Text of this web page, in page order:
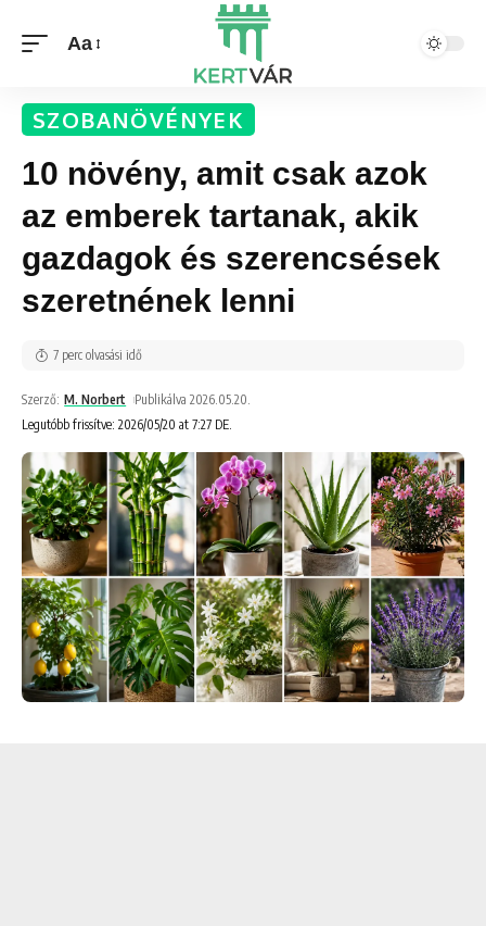
Aa
SZOBANÖVÉNYEK
10 növény, amit csak azok
az emberek tartanak, akik
gazdagok és szerencsések
szeretnének lenni
Legutóbb frissítve: 2026/05/20 at 7:27 DE.
Szerző: M. Norbert Publikálva 2026.05.20.
7 perc olvasási idő